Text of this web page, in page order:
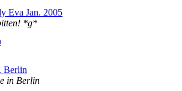
Eva Jan. 2005
*g*
Berlin
in Berlin